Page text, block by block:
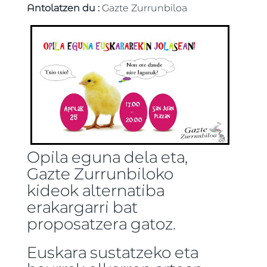
Antolatzen du :Gazte Zurrunbiloa
Opila eguna dela eta,
Gazte Zurrunbiloko
kideok alternatiba
erakargarri bat
proposatzera gatoz.
Euskara sustatzeko eta